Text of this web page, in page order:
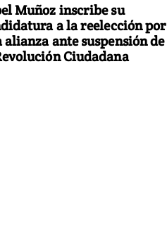
Muñoz inscribe su
a la reelección por
alianza ante suspensión de
Ciudadana